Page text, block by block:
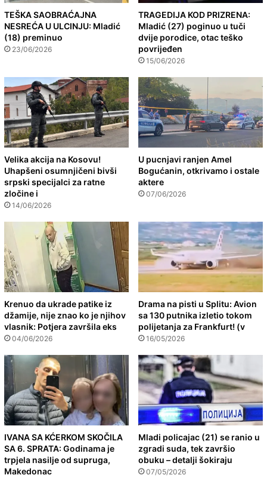
TEŠKA SAOBRAĆAJNA
NESREĆA U ULCINJU: Mladić
(18) preminuo
23/06/2026
TRAGEDIJA KOD PRIZRENA:
Mladić (27) poginuo u tuči
dvije porodice, otac teško
povrijeđen
15/06/2026
Velika akcija na Kosovu!
Uhapšeni osumnjičeni bivši
srpski specijalci za ratne
zločine i
14/06/2026
U pucnjavi ranjen Amel
Bogućanin, otkrivamo i ostale
aktere
07/06/2026
Krenuo da ukrade patike iz
džamije, nije znao ko je njihov
vlasnik: Potjera završila eks
04/06/2026
Drama na pisti u Splitu: Avion
sa 130 putnika izletio tokom
polijetanja za Frankfurt! (v
16/05/2026
IVANA SA KĆERKOM SKOČILA
SA 6. SPRATA: Godinama je
trpjela nasilje od supruga,
Makedonac
Mladi policajac (21) se ranio u
zgradi suda, tek završio
obuku – detalji šokiraju
07/05/2026